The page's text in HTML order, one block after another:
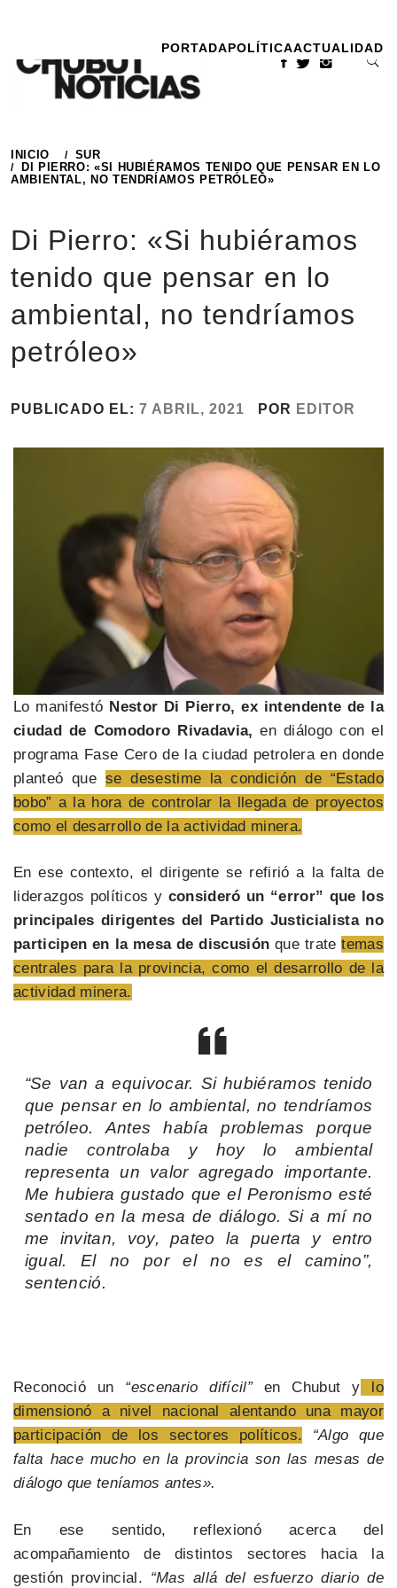
contenido
PORTADAPOLÍTICAACTUALIDAD
INICIO
SUR
DI PIERRO: «SI HUBIÉRAMOS TENIDO QUE PENSAR EN LO
AMBIENTAL, NO TENDRÍAMOS PETRÓLEO»
Di Pierro: «Si hubiéramos
tenido que pensar en lo
ambiental, no tendríamos
petróleo»
PUBLICADO EL: 7 ABRIL, 2021 POR EDITOR
Lo manifestó Nestor Di Pierro, ex intendente de la
ciudad de Comodoro Rivadavia, en diálogo con el
programa Fase Cero de la ciudad petrolera en donde
planteó que se desestime la condición de “Estado
bobo” a la hora de controlar la llegada de proyectos
como el desarrollo de la actividad minera.
En ese contexto, el dirigente se refirió a la falta de
liderazgos políticos y consideró un “error” que los
principales dirigentes del Partido Justicialista no
participen en la mesa de discusión que tratetemas
centrales para la provincia, como el desarrollo de la
actividad minera.
“Se van a equivocar. Si hubiéramos tenido
que pensar en lo ambiental, no tendríamos
petróleo. Antes había problemas porque
nadie controlaba y hoy lo ambiental
representa un valor agregado importante.
Me hubiera gustado que el Peronismo esté
sentado en la mesa de diálogo. Si a mí no
me invitan, voy, pateo la puerta y entro
igual. El no por el no es el camino”,
sentenció.
Reconoció un “escenario difícil”en Chubut y lo
dimensionó a nivel nacional alentando una mayor
participación de los sectores políticos.
“Algo que
falta hace mucho en la provincia son las mesas de
diálogo que teníamos antes».
En ese sentido, reflexionó acerca del
acompañamiento de distintos sectores hacia la
gestión provincial. “Mas allá del esfuerzo diario de